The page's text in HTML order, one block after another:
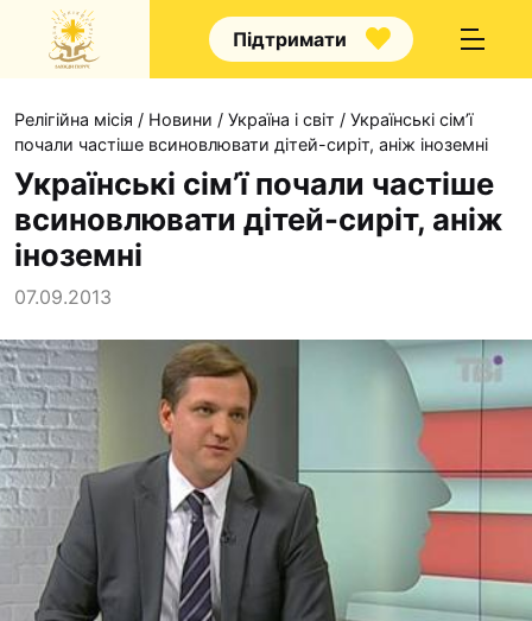
Підтримати
Про нас
Наші напрямки
Наш покровитель
Контакти
Проекти
Футбольна
Кулінарний гурток
Релігійна місія / Новини / Україна і світ / Українські сім’ї
почали частіше всиновлювати дітей-сиріт, аніж іноземні
Українські сім’ї почали частіше
всиновлювати дітей-сиріт, аніж
іноземні
07.09.2013